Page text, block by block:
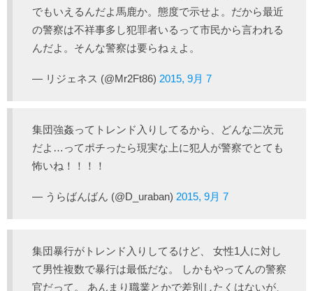
でもいえるんだよ馬鹿か。態度で示せよ。だから最近
の警察は不祥事多し犯罪者いるって市民から言われる
んだよ。そんな警察は要らねぇよ。
— リジェネス (@Mr2Ft86) 2015, 9月 7
集団強姦ってトレンド入りしてるから、どんな二次元
だよ…ってポチったら現実な上に犯人が警察でとても
怖いね！！！！
— うらばんばん (@D_uraban) 2015, 9月 7
集団暴行がトレンド入りしてるけど、 女性1人に対し
て男性複数で暴行は最低だな。 しかもやってんの警察
官だって。 あんまり職業とかで差別したくはないが、